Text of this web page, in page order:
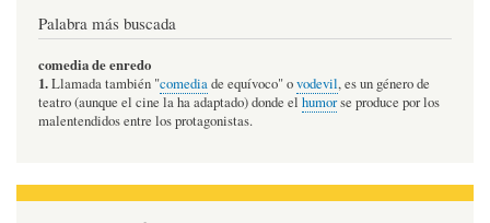
Palabra más buscada
comedia de enredo
1.Llamada también "comediade equívoco" ovodevil, es un género de
teatro (aunque el cine la ha adaptado) donde el humorse produce por los
malentendidos entre los protagonistas.